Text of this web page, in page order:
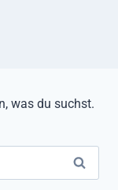
was du suchst.